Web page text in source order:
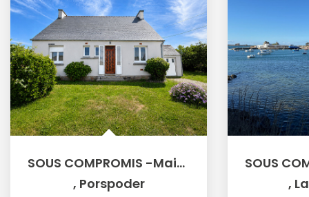
SOUS COMPROMIS -Maison 5 pièces à vendre à Porspoder -...
, Porspoder ,